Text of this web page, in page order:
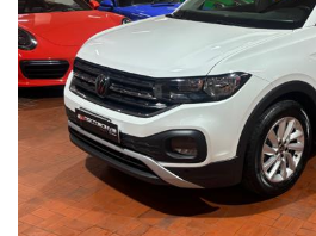
SISTEMA AUTOMATICO LUCI
FENDINEBBIA
SENSORI DI PARCHEGGIO POSTERIORE
FARI LED
TUTTA LA DOTAZIONE ORIGINALE
TAGLIANDI VW
EURO 6D
OK PER NEOPATENTATI